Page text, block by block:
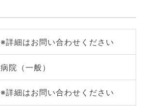
※詳細はお問い合わせください
病院（一般）
※詳細はお問い合わせください